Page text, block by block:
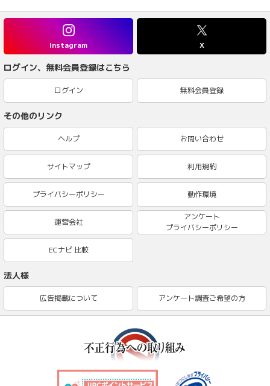
Instagram X
ログイン、無料会員登録はこちら
ログイン 無料会員登録
その他のリンク
ヘルプ お問い合わせ
サイトマップ 利用規約
プライバシーポリシー 動作環境
運営会社
アンケート
プライバシーポリシー
ECナビ 比較
法人様
広告掲載について アンケート調査ご希望の方